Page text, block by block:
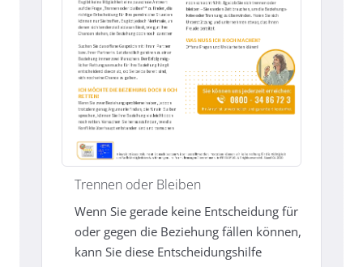
Trennen oder Bleiben
Wenn Sie gerade keine Entscheidung für
oder gegen die Beziehung fällen können,
kann Sie diese Entscheidungshilfe